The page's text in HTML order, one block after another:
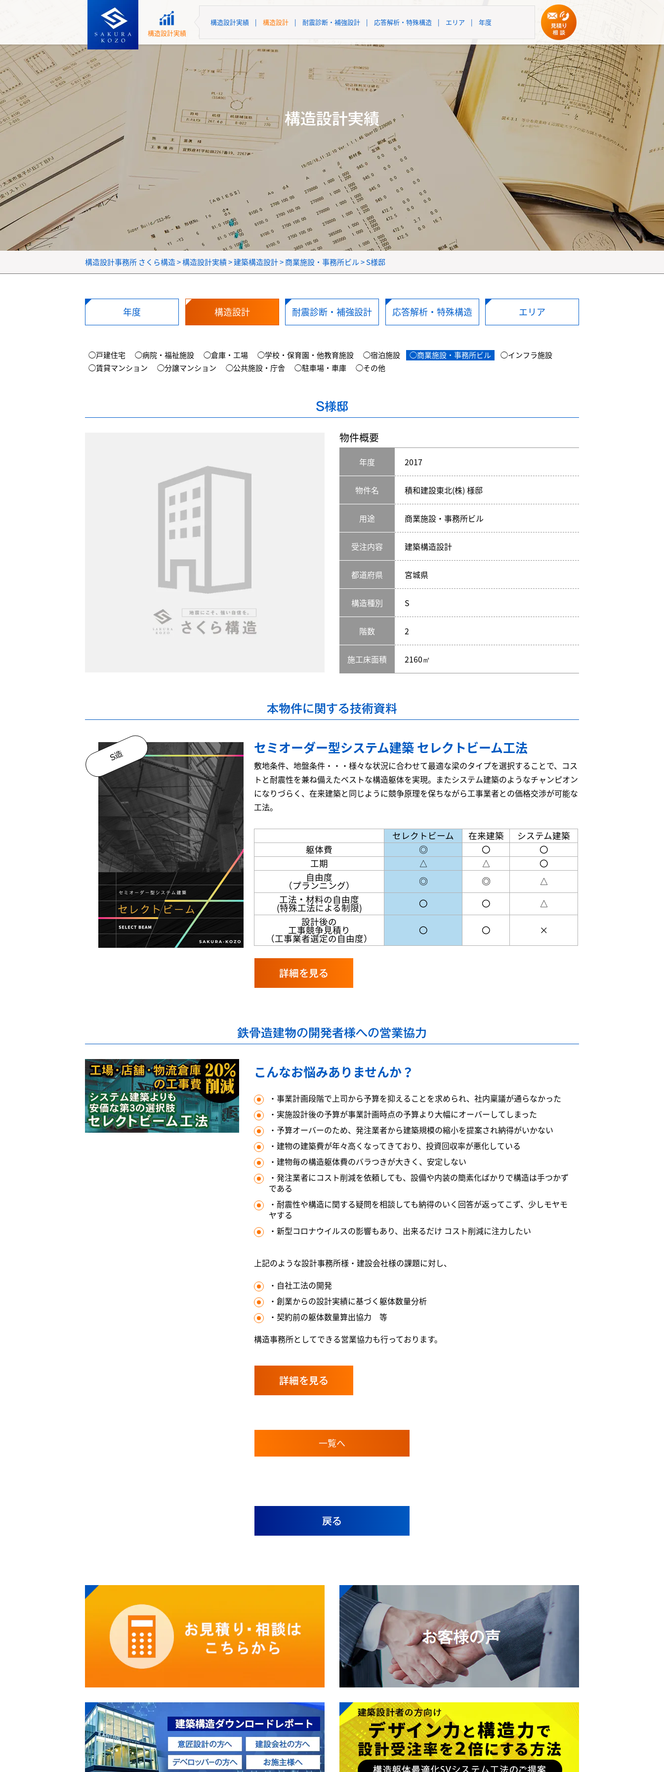
構造設計実績
構造設計実績 | 構造設計 | 耐震診断・補強設計 | 応答解析・特殊構造 | エリア | 年度
構造設計実績
構造設計事務所 さくら構造>構造設計実績>建築構造設計>商業施設・事務所ビル>S様邸
年度 構造設計 耐震診断・補強設計 応答解析・特殊構造 エリア
◯戸建住宅 ◯病院・福祉施設 ◯倉庫・工場 ◯学校・保育園・他教育施設 ◯宿泊施設 ◯商業施設・事務所ビル
◯インフラ施設
◯賃貸マンション
◯分譲マンション ◯公共施設・庁舎 ◯駐車場・車庫 ◯その他
S様邸
物件概要
年度 2017
物件名 積和建設東北(株) 様邸
用途 商業施設・事務所ビル
受注内容 建築構造設計
都道府県 宮城県
構造種別 S
階数 2
施工床面積 2160㎡
本物件に関する技術資料
セミオーダー型システム建築 セレクトビーム工法
敷地条件、地盤条件・・・様々な状況に合わせて最適な梁のタイプを選択することで、コス
トと耐震性を兼ね備えたベストな構造躯体を実現。またシステム建築のようなチャンピオン
になりづらく、在来建築と同じように競争原理を保ちながら工事業者との価格交渉が可能な
工法。
セレクトビーム 在来建築
システム建築
躯体費
◎ 〇
〇
工期
△ △
〇
自由度
（プランニング） ◎ ◎
△
工法・材料の自由度
(特殊工法による制限) 〇 〇
△
設計後の
工事競争見積り
（工事業者選定の自由度）
〇 〇 ×
詳細を見る
鉄骨造建物の開発者様への営業協力
こんなお悩みありませんか？
・事業計画段階で上司から予算を抑えることを求められ、社内稟議が通らなかった
・実施設計後の予算が事業計画時点の予算より大幅にオーバーしてしまった
・予算オーバーのため、発注業者から建築規模の縮小を提案され納得がいかない
・建物の建築費が年々高くなってきており、投資回収率が悪化している
・建物毎の構造躯体費のバラつきが大きく、安定しない
・発注業者にコスト削減を依頼しても、設備や内装の簡素化ばかりで構造は手つかず
である
・耐震性や構造に関する疑問を相談しても納得のいく回答が返ってこず、少しモヤモ
ヤする
・新型コロナウイルスの影響もあり、出来るだけ コスト削減に注力したい
上記のような設計事務所様・建設会社様の課題に対し、
・自社工法の開発
・創業からの設計実績に基づく躯体数量分析
・契約前の躯体数量算出協力 等
構造事務所としてできる営業協力も行っております。
詳細を見る
一覧へ
戻る